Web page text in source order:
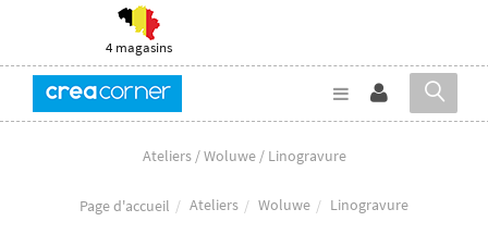
4 magasins
Ateliers / Woluwe / Linogravure
Page d'accueil Ateliers Woluwe Linogravure